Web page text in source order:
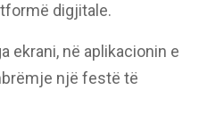
digjitale.
ekrani, në aplikacionin e
një festë të